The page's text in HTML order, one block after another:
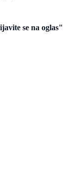
se na oglas"